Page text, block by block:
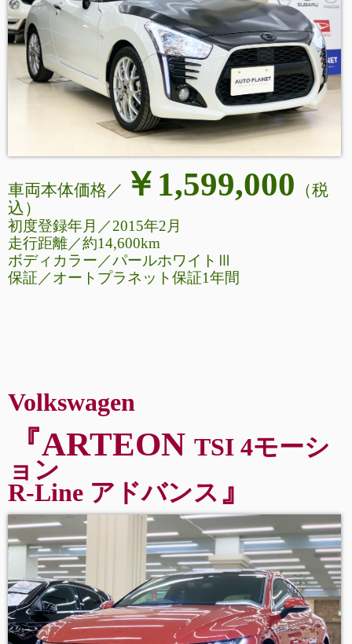
車両本体価格／ ￥1,599,000 （税
込）
初度登録年月／2015年2月
走行距離／約14,600km
ボディカラー／パールホワイトⅢ
保証／オートプラネット保証1年間
Volkswagen
『ARTEON TSI 4モーシ
ョン
R-Line アドバンス』